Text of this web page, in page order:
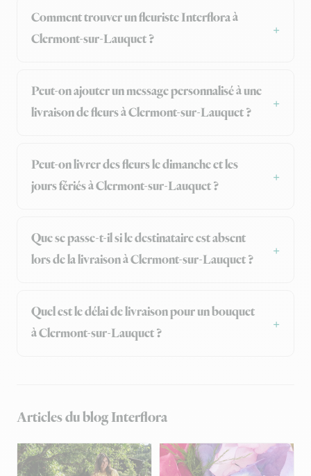
Comment trouver un fleuriste Interflora à
Clermont-sur-Lauquet ?
Peut-on ajouter un message personnalisé à une
livraison de fleurs à Clermont-sur-Lauquet ?
Peut-on livrer des fleurs le dimanche et les
jours fériés à Clermont-sur-Lauquet ?
Que se passe-t-il si le destinataire est absent
lors de la livraison à Clermont-sur-Lauquet ?
Quel est le délai de livraison pour un bouquet
à Clermont-sur-Lauquet ?
Articles du blog Interflora